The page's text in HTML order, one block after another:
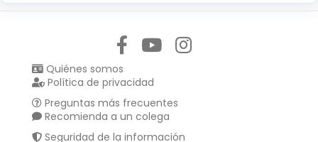
Quiénes somos
Política de privacidad
Preguntas más frecuentes
Recomienda a un colega
Seguridad de la información